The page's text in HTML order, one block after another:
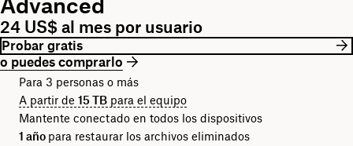
24 US$ al mes por usuario
Probar gratis
o puedes comprarlo
Para 3 personas o más
A partir de 15 TB para el equipo
Mantente conectado en todos los dispositivos
1 año para restaurar los archivos eliminados